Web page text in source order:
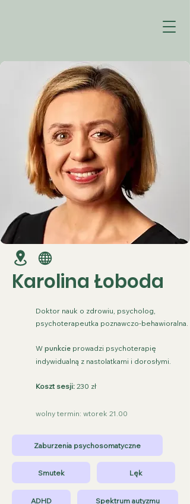
Karolina Łoboda
Doktor nauk o zdrowiu, psycholog,
psychoterapeutka poznawczo-behawioralna.
W punkcie prowadzi psychoterapię
indywidualną z nastolatkami i dorosłymi.
Koszt sesji: 230 zł
wolny termin: wtorek 21.00
Zaburzenia psychosomatyczne
Smutek Lęk
ADHD Spektrum autyzmu